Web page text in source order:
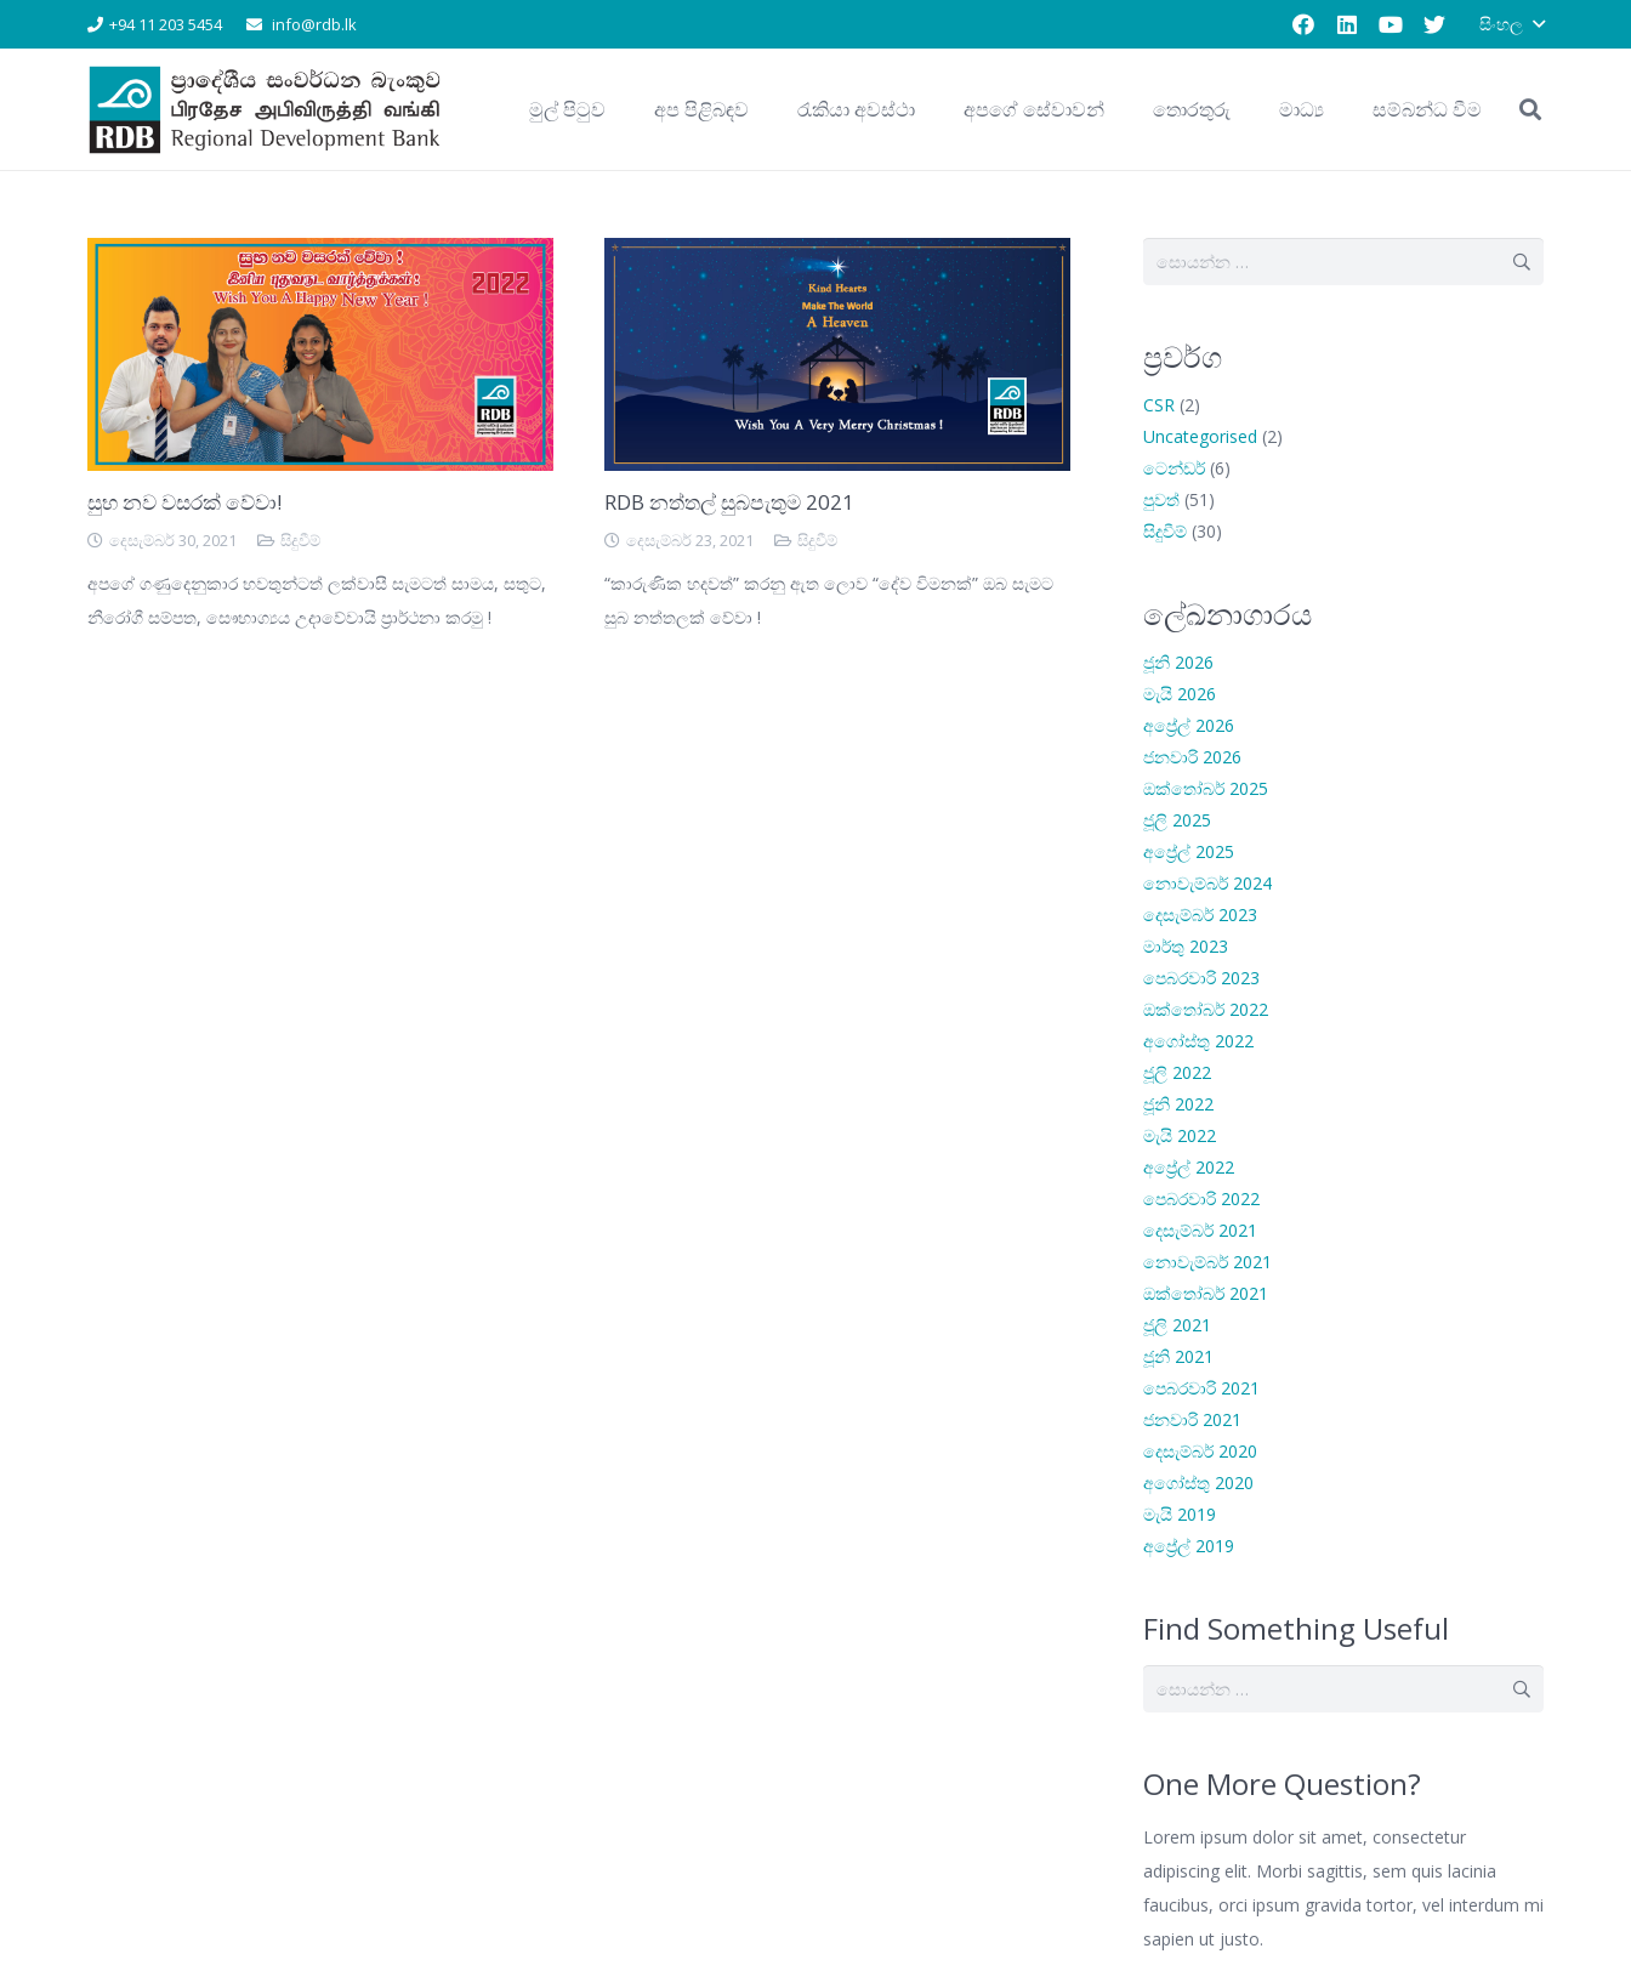
+94 11 203 5454 info@rdb.lk සිංහල
මුල් පිටුව අප පිළිබඳව රැකියා අවස්ථා අපගේ සේවාවන් තොරතුරු මාධ්‍ය සම්බන්ධ වීම
සුභ නව වසරක් වේවා!
දෙසැම්බර් 30, 2021 සිදුවීම්
අපගේ ගණුදෙනුකාර භවතුන්ටත් ලක්වාසී සැමටත් සාමය, සතුට,
නීරෝගී සම්පත, සෞභාග්‍යය උදාවේවායි ප‍්‍රාර්ථනා කරමු !
RDB නත්තල් සුබපැතුම 2021
දෙසැම්බර් 23, 2021 සිදුවීම්
“කාරුණික හදවත්” කරනු ඇත ලොව “දේව විමනක්” ඔබ සැමට
සුබ නත්තලක් වේවා !
සොයන්න:
ප්‍රවර්ග
CSR(2)
Uncategorised (2)
ටෙන්ඩර්(6)
පුවත්(51)
සිදුවීම්(30)
ලේඛනාගාරය
ජූනි 2026
මැයි 2026
අප්‍රේල් 2026
ජනවාරි 2026
ඔක්තෝබර් 2025
ජූලි 2025
අප්‍රේල් 2025
නොවැම්බර් 2024
දෙසැම්බර් 2023
මාර්තු 2023
පෙබරවාරි 2023
ඔක්තෝබර් 2022
අගෝස්තු 2022
ජූලි 2022
ජූනි 2022
මැයි 2022
අප්‍රේල් 2022
පෙබරවාරි 2022
දෙසැම්බර් 2021
නොවැම්බර් 2021
ඔක්තෝබර් 2021
ජූලි 2021
ජූනි 2021
පෙබරවාරි 2021
ජනවාරි 2021
දෙසැම්බර් 2020
අගෝස්තු 2020
මැයි 2019
අප්‍රේල් 2019
Find Something Useful
සොයන්න:
One More Question?
Lorem ipsum dolor sit amet, consectetur
adipiscing elit. Morbi sagittis, sem quis lacinia
faucibus, orci ipsum gravida tortor, vel interdum mi
sapien ut justo.